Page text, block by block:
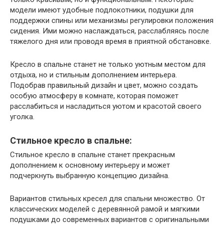
модели имеют удобные подлокотники, подушки для
поддержки спины или механизмы регулировки положения
сидения. Ими можно наслаждаться, расслабляясь после
тяжелого дня или проводя время в приятной обстановке.
Кресло в спальне станет не только уютным местом для
отдыха, но и стильным дополнением интерьера.
Подобрав правильный дизайн и цвет, можно создать
особую атмосферу в комнате, которая поможет
расслабиться и насладиться уютом и красотой своего
уголка.
Стильное кресло в спальне:
Стильное кресло в спальне станет прекрасным
дополнением к основному интерьеру и может
подчеркнуть выбранную концепцию дизайна.
Вариантов стильных кресел для спальни множество. От
классических моделей с деревянной рамой и мягкими
подушками до современных вариантов с оригинальными